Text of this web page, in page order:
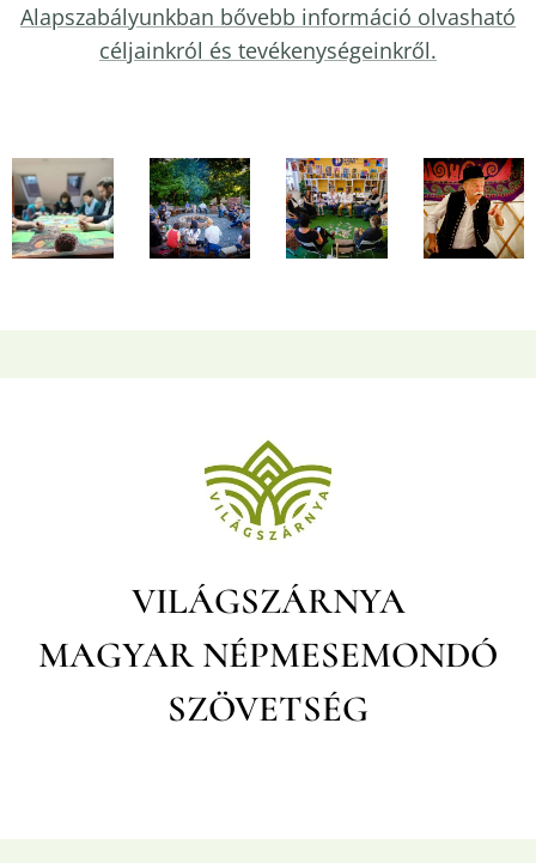
Alapszabályunkban bővebb információ olvasható
céljainkról és tevékenységeinkről.
VILÁGSZÁRNYA
MAGYARNÉPMESEMONDÓ
SZÖVETSÉG